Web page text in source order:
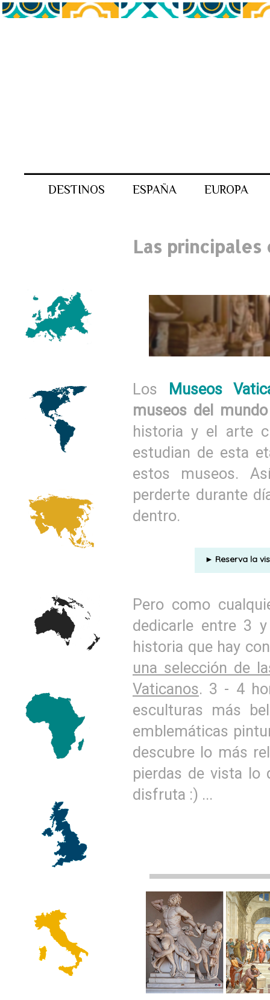
DESTINOS ESPAÑA EUROPA
Las principales
Los
Museos
museos del mundo
historia y el arte
estudian de esta
estos museos.
perderte durante
dentro.
► Reserva la
Pero como
dedicarle entre 3
historia que hay
una selección de
Vaticanos. 3 - 4
esculturas más
emblemáticas
descubre lo más
pierdas de vista lo
disfruta :) ...